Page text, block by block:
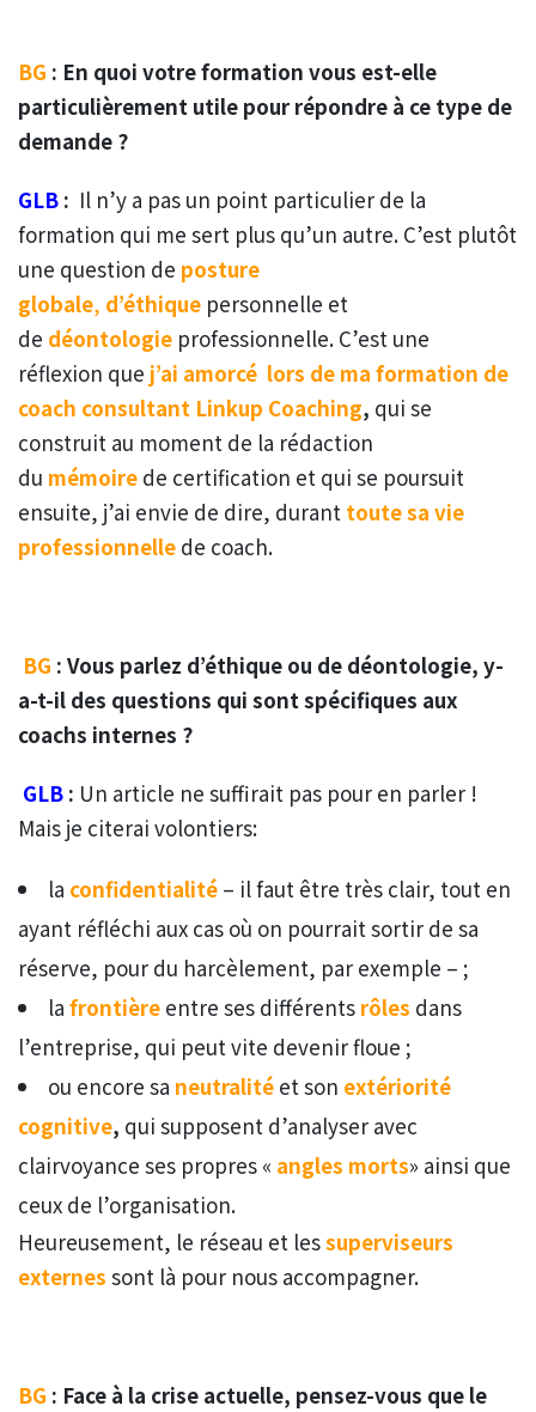
BG : En quoi votre formation vous est-elle
particulièrement utile pour répondre à ce type de
demande ?
GLB : Il n’y a pas un point particulier de la
formation qui me sert plus qu’un autre. C’est plutôt
une question de posture
globale, d’éthique personnelle et
de déontologie professionnelle. C’est une
réflexion que j’ai amorcé lors de ma formation de
coach consultant Linkup Coaching, qui se
construit au moment de la rédaction
du mémoire de certification et qui se poursuit
ensuite, j’ai envie de dire, durant toute sa vie
professionnelle de coach.
BG : Vous parlez d’éthique ou de déontologie, y-
a-t-il des questions qui sont spécifiques aux
coachs internes ?
GLB : Un article ne suffirait pas pour en parler !
Mais je citerai volontiers:
la confidentialité– il faut être très clair, tout en
ayant réfléchi aux cas où on pourrait sortir de sa
réserve, pour du harcèlement, par exemple – ;
la frontière entre ses différents rôles dans
l’entreprise, qui peut vite devenir floue ;
ou encore sa neutralité et son extériorité
cognitive, qui supposent d’analyser avec
clairvoyance ses propres « angles morts» ainsi que
ceux de l’organisation.
Heureusement, le réseau et lessuperviseurs
externes sont là pour nous accompagner.
BG : Face à la crise actuelle, pensez-vous que le